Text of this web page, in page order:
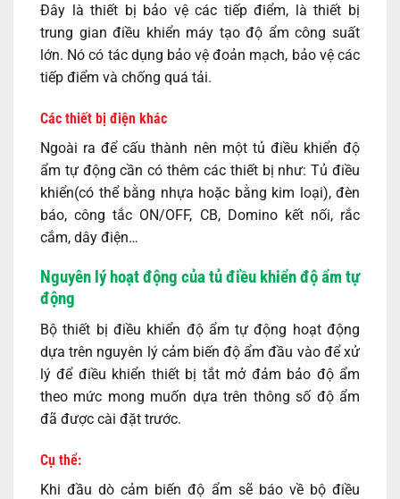
Đây là thiết bị bảo vệ các tiếp điểm, là thiết bị
trung gian điều khiển máy tạo độ ẩm công suất
lớn. Nó có tác dụng bảo vệ đoản mạch, bảo vệ các
tiếp điểm và chống quá tải.
Các thiết bị điện khác
Ngoài ra để cấu thành nên một tủ điều khiển độ
ẩm tự động cần có thêm các thiết bị như: Tủ điều
khiển(có thể bằng nhựa hoặc bằng kim loại), đèn
báo, công tắc ON/OFF, CB, Domino kết nối, rắc
cắm, dây điện…
Nguyên lý hoạt động của tủ điều khiển độ ẩm tự
động
Bộ thiết bị điều khiển độ ẩm tự động hoạt động
dựa trên nguyên lý cảm biến độ ẩm đầu vào để xử
lý để điều khiển thiết bị tắt mở đảm bảo độ ẩm
theo mức mong muốn dựa trên thông số độ ẩm
đã được cài đặt trước.
Cụ thể:
Khi đầu dò cảm biến độ ẩm sẽ báo về bộ điều